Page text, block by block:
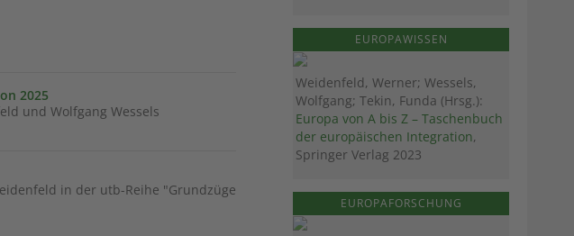
2025
und Wolfgang Wessels
in der utb-Reihe "Grundzüge
EUROPAWISSEN
Weidenfeld, Werner; Wessels,
Wolfgang; Tekin, Funda (Hrsg.):
Europa von A bis Z – Taschenbuch
der europäischen Integration,
Springer Verlag 2023
EUROPAFORSCHUNG